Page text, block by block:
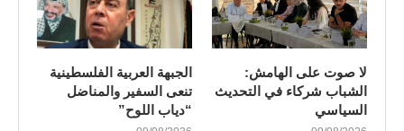
لا صوت على الهامش:
الشباب شركاء في التحديث
السياسي
الجبهة العربية الفلسطينية
تنعى السفير والمناضل
“دياب اللوح”